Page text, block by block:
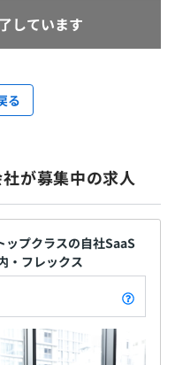
しています
る
社が募集中の求人
プクラスの自社SaaS
・フレックス